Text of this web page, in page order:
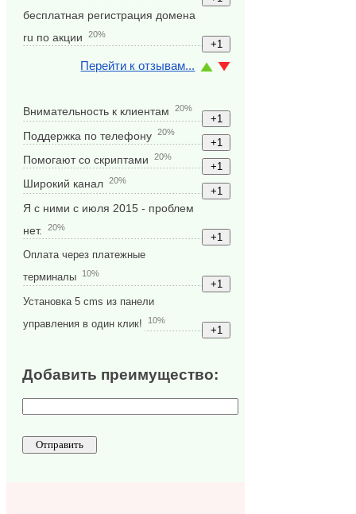
бесплатная регистрация домена
ru по акции
20%
Перейти к отзывам...
Внимательность к клиентам 20%
Поддержка по телефону 20%
Помогают со скриптами 20%
Широкий канал 20%
Я с ними с июля 2015 - проблем
нет.
20%
Оплата через платежные
терминалы
10%
Установка 5 cms из панели
управления в один клик!
10%
Добавить преимущество: